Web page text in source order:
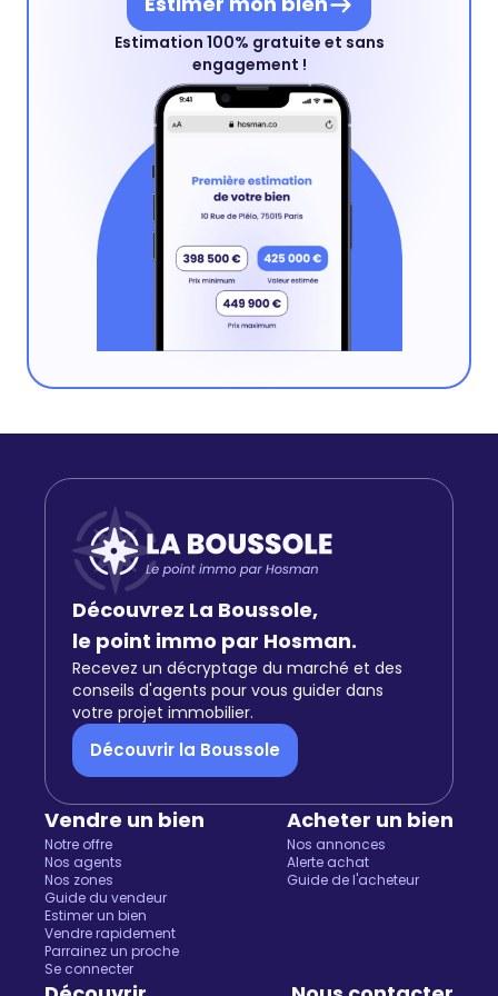
Estimation 100% gratuite et sans
engagement !
Découvrez La Boussole,
le point immo par Hosman.
Recevez un décryptage du marché et des
conseils d'agents pour vous guider dans
votre projet immobilier.
Découvrir la Boussole
Vendre un bien
Notre offre
Nos agents
Nos zones
Guide du vendeur
Estimer un bien
Vendre rapidement
Parrainez un proche
Se connecter
Acheter un bien
Nos annonces
Alerte achat
Guide de l'acheteur